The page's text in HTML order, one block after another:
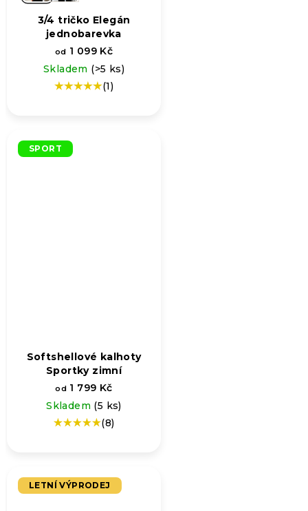
3/4 tričko Elegán
jednobarevka
od 1 099 Kč
Skladem (>5 ks)
Průměrné
5,0
z
(1)
SPORT
Softshellové kalhoty
Sportky zimní
od 1 799 Kč
Skladem (5 ks)
Průměrné
5,0
z
(8)
LETNÍ VÝPRODEJ